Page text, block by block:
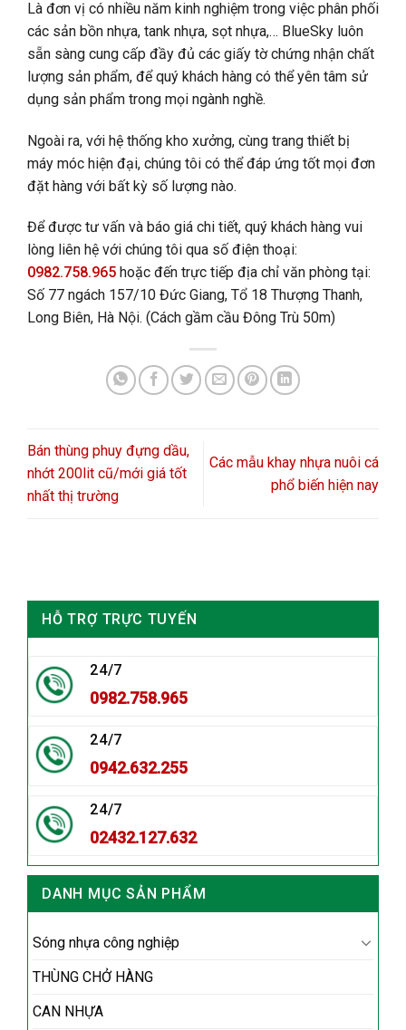
HỖ TRỢ TRỰC TUYẾN
24/7
0982.758.965
24/7
0942.632.255
24/7
02432.127.632
DANH MỤC SẢN PHẨM
Sóng nhựa công nghiệp
THÙNG CHỞ HÀNG
CAN NHỰA
Là đơn vị có nhiều năm kinh nghiệm trong việc phân phối
các sản bồn nhựa, tank nhựa, sọt nhựa,… BlueSky luôn
sẵn sàng cung cấp đầy đủ các giấy tờ chứng nhận chất
lượng sản phẩm, để quý khách hàng có thể yên tâm sử
dụng sản phẩm trong mọi ngành nghề.
Ngoài ra, với hệ thống kho xưởng, cùng trang thiết bị
máy móc hiện đại, chúng tôi có thể đáp ứng tốt mọi đơn
đặt hàng với bất kỳ số lượng nào.
Để được tư vấn và báo giá chi tiết, quý khách hàng vui
lòng liên hệ với chúng tôi qua số điện thoại:
0982.758.965 hoặc đến trực tiếp địa chỉ văn phòng tại:
Số 77 ngách 157/10 Đức Giang, Tổ 18 Thượng Thanh,
Long Biên, Hà Nội. (Cách gầm cầu Đông Trù 50m)
Bán thùng phuy đựng dầu,
nhớt 200lit cũ/mới giá tốt
nhất thị trường
Các mẫu khay nhựa nuôi cá
phổ biến hiện nay